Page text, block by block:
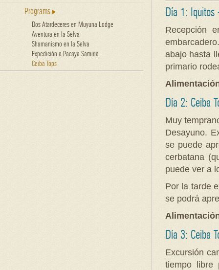
Programs
Dos Atardeceres en Muyuna Lodge
Aventura en la Selva
Shamanismo en la Selva
Expedición a Pacaya Samiria
Ceiba Tops
Día 1: Iquitos
Recepción
abajo hasta
primario
Día 2: Ceiba
Muy
Desayuno.
se puede
cerbatana
puede ver a
Por la tarde
se podrá
Día 3: Ceiba
Excursión
tiempo libre